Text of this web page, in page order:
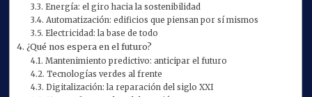
Energía: el giro hacia la sostenibilidad
Automatización: edificios que piensan por sí mismos
Electricidad: la base de todo
¿Qué nos espera en el futuro?
Mantenimiento predictivo: anticipar el futuro
Tecnologías verdes al frente
Digitalización: la reparación del siglo XXI